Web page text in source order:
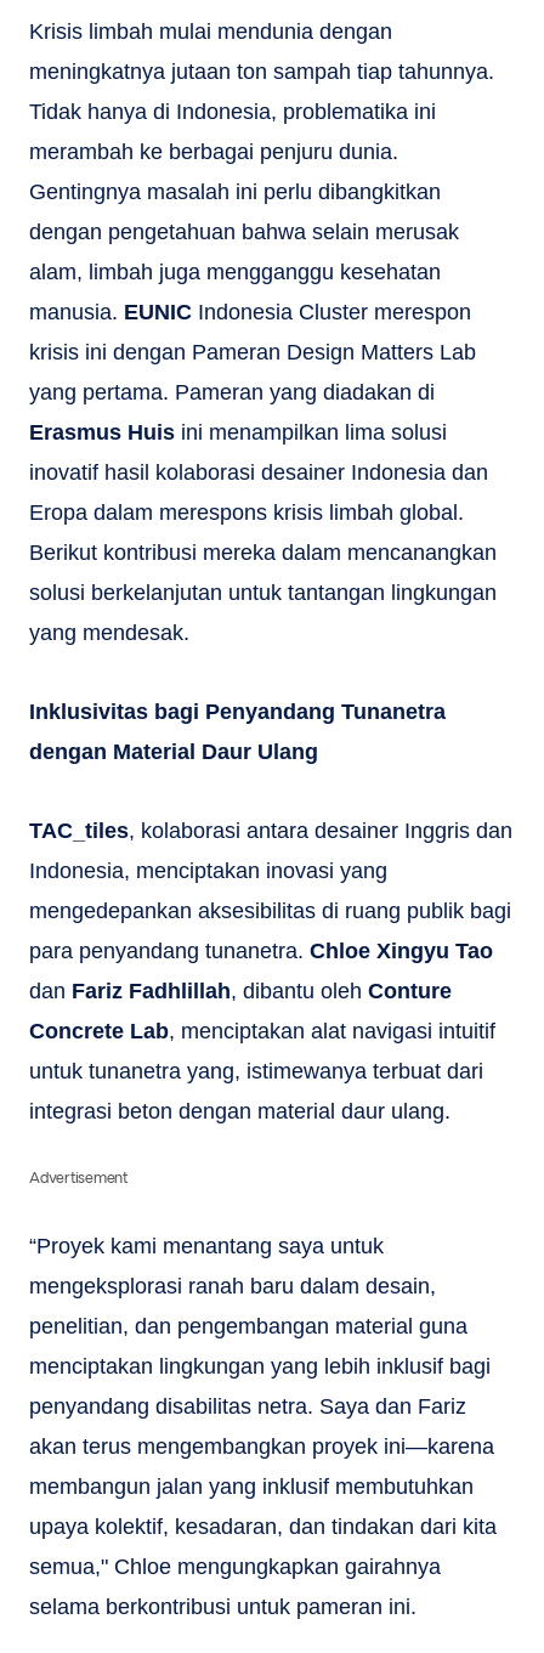
Krisis limbah mulai mendunia dengan
meningkatnya jutaan ton sampah tiap tahunnya.
Tidak hanya di Indonesia, problematika ini
merambah ke berbagai penjuru dunia.
Gentingnya masalah ini perlu dibangkitkan
dengan pengetahuan bahwa selain merusak
alam, limbah juga mengganggu kesehatan
manusia. EUNIC Indonesia Cluster merespon
krisis ini dengan Pameran Design Matters Lab
yang pertama. Pameran yang diadakan di
Erasmus Huis ini menampilkan lima solusi
inovatif hasil kolaborasi desainer Indonesia dan
Eropa dalam merespons krisis limbah global.
Berikut kontribusi mereka dalam mencanangkan
solusi berkelanjutan untuk tantangan lingkungan
yang mendesak.
Inklusivitas bagi Penyandang Tunanetra
dengan Material Daur Ulang
TAC_tiles, kolaborasi antara desainer Inggris dan
Indonesia, menciptakan inovasi yang
mengedepankan aksesibilitas di ruang publik bagi
para penyandang tunanetra. Chloe Xingyu Tao
dan Fariz Fadhlillah, dibantu oleh Conture
Concrete Lab, menciptakan alat navigasi intuitif
untuk tunanetra yang, istimewanya terbuat dari
integrasi beton dengan material daur ulang.
Advertisement
“Proyek kami menantang saya untuk
mengeksplorasi ranah baru dalam desain,
penelitian, dan pengembangan material guna
menciptakan lingkungan yang lebih inklusif bagi
penyandang disabilitas netra. Saya dan Fariz
akan terus mengembangkan proyek ini—karena
membangun jalan yang inklusif membutuhkan
upaya kolektif, kesadaran, dan tindakan dari kita
semua," Chloe mengungkapkan gairahnya
selama berkontribusi untuk pameran ini.